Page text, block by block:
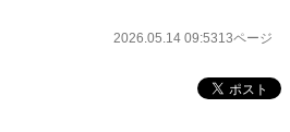
2026.05.14 09:5313ページ